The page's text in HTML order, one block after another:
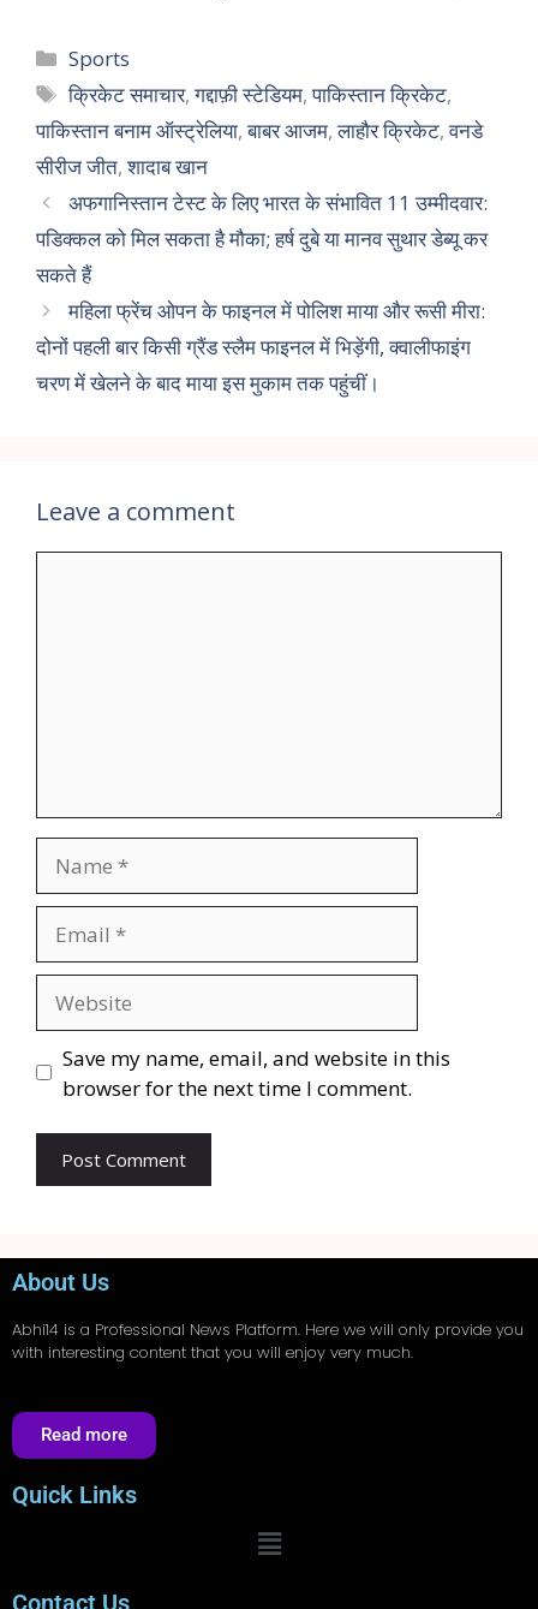
Sports
क्रिकेट समाचार,गद्दाफ़ी स्टेडियम,पाकिस्तान क्रिकेट,
पाकिस्तान बनाम ऑस्ट्रेलिया,बाबर आजम,लाहौर क्रिकेट,वनडे
सीरीज जीत,शादाब खान
अफगानिस्तान टेस्ट के लिए भारत के संभावित 11 उम्मीदवार:
पडिक्कल को मिल सकता है मौका; हर्ष दुबे या मानव सुथार डेब्यू कर
सकते हैं
महिला फ्रेंच ओपन के फाइनल में पोलिश माया और रूसी मीरा:
दोनों पहली बार किसी ग्रैंड स्लैम फाइनल में भिड़ेंगी, क्वालीफाइंग
चरण में खेलने के बाद माया इस मुकाम तक पहुंचीं।
Leave a comment
Save my name, email, and website in this
browser for the next time I comment.
About Us
Abhi14 is a Professional News Platform. Here we will only provide you
with interesting content that you will enjoy very much.
Read more
Quick Links
Contact Us